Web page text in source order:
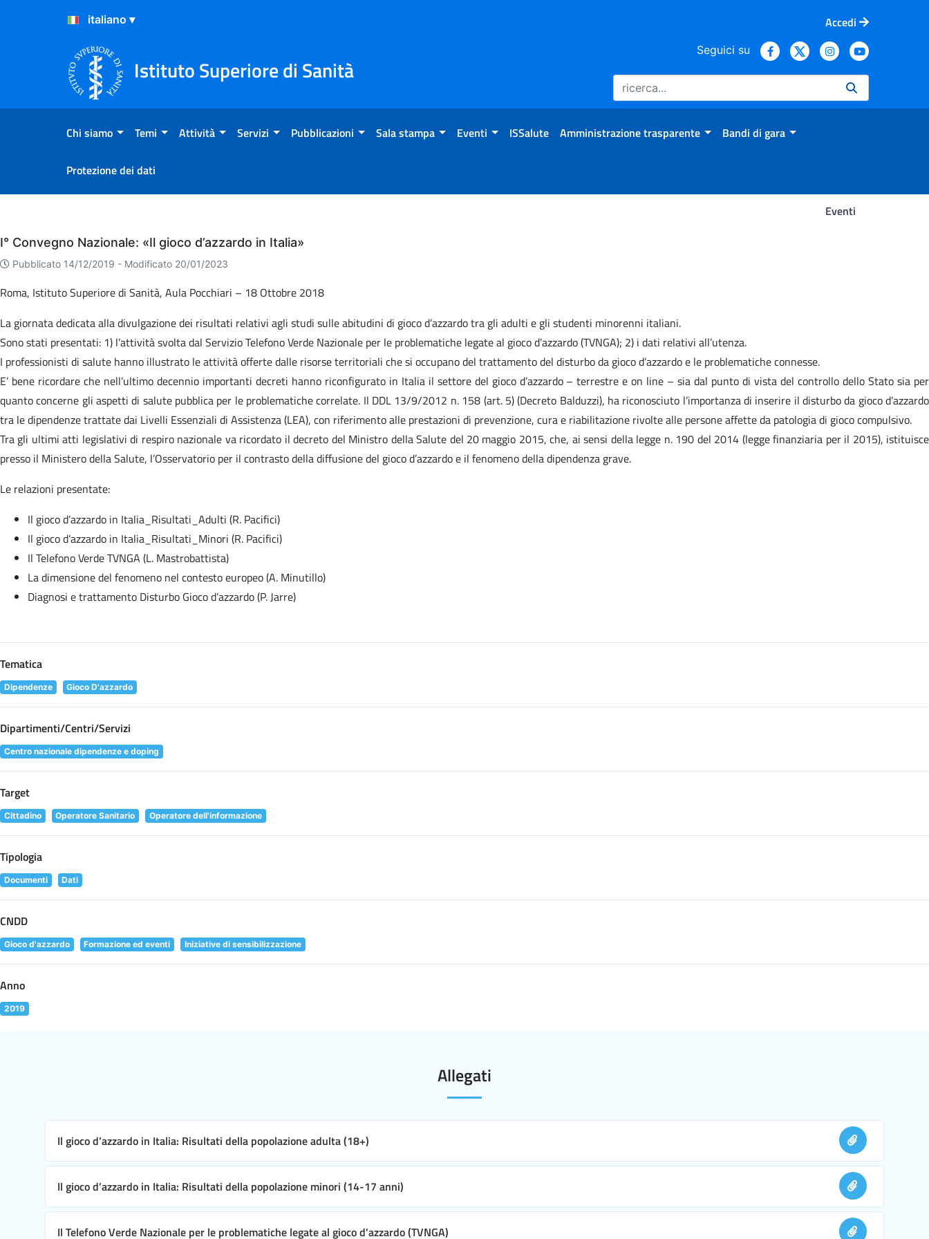
Salta al Contenuto
Salta al Footer
Accedi
Istituto Superiore di Sanità
Seguici su
Chi siamo Temi Attività Servizi Pubblicazioni Sala stampa Eventi ISSalute Amministrazione trasparente Bandi di gara
Protezione dei dati
Eventi
Eventi
I° Convegno Nazionale: «Il gioco d’azzardo in Italia»
Pubblicato 14/12/2019 - Modificato 20/01/2023
Roma, Istituto Superiore di Sanità, Aula Pocchiari – 18 Ottobre 2018
La giornata dedicata alla divulgazione dei risultati relativi agli studi sulle abitudini di gioco d’azzardo tra gli adulti e gli studenti minorenni italiani.
Sono stati presentati: 1) l’attività svolta dal Servizio Telefono Verde Nazionale per le problematiche legate al gioco d’azzardo (TVNGA); 2) i dati relativi all’utenza.
I professionisti di salute hanno illustrato le attività offerte dalle risorse territoriali che si occupano del trattamento del disturbo da gioco d’azzardo e le problematiche connesse.
E’ bene ricordare che nell’ultimo decennio importanti decreti hanno riconfigurato in Italia il settore del gioco d’azzardo – terrestre e on line – sia dal punto di vista del controllo dello Stato sia per
quanto concerne gli aspetti di salute pubblica per le problematiche correlate. Il DDL 13/9/2012 n. 158 (art. 5) (Decreto Balduzzi), ha riconosciuto l’importanza di inserire il disturbo da gioco d’azzardo
tra le dipendenze trattate dai Livelli Essenziali di Assistenza (LEA), con riferimento alle prestazioni di prevenzione, cura e riabilitazione rivolte alle persone affette da patologia di gioco compulsivo.
Tra gli ultimi atti legislativi di respiro nazionale va ricordato il decreto del Ministro della Salute del 20 maggio 2015, che, ai sensi della legge n. 190 del 2014 (legge finanziaria per il 2015), istituisce
presso il Ministero della Salute, l’Osservatorio per il contrasto della diffusione del gioco d’azzardo e il fenomeno della dipendenza grave.
Le relazioni presentate:
Il gioco d’azzardo in Italia_Risultati_Adulti (R. Pacifici)
Il gioco d’azzardo in Italia_Risultati_Minori (R. Pacifici)
Il Telefono Verde TVNGA (L. Mastrobattista)
La dimensione del fenomeno nel contesto europeo (A. Minutillo)
Diagnosi e trattamento Disturbo Gioco d’azzardo (P. Jarre)
Tematica
Dipendenze Gioco D'azzardo
Dipartimenti/Centri/Servizi
Centro nazionale dipendenze e doping
Target
Cittadino Operatore Sanitario Operatore dell'informazione
Tipologia
Documenti Dati
CNDD
Gioco d'azzardo Formazione ed eventi Iniziative di sensibilizzazione
Anno
2019
Allegati
Il gioco d’azzardo in Italia: Risultati della popolazione adulta (18+)
Il gioco d’azzardo in Italia: Risultati della popolazione minori (14-17 anni)
Il Telefono Verde Nazionale per le problematiche legate al gioco d'azzardo (TVNGA)